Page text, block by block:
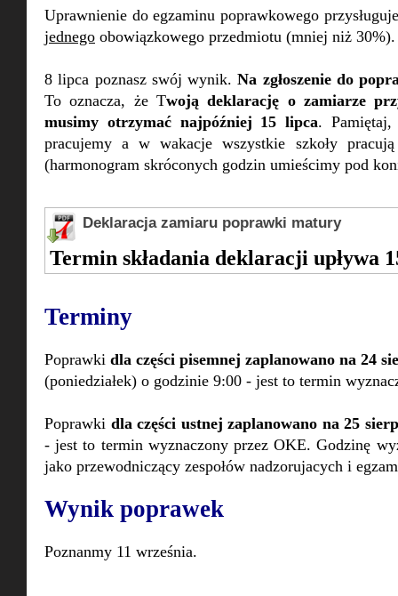
Uprawnienie do egzaminu poprawkowego
jednego obowiązkowego przedmiotu (mniej niż
8 lipca poznasz swój wynik.Na zgłoszenie do
To oznacza, że Twoją deklarację o zamiarze
musimy otrzymać najpóźniej 15 lipca.
pracujemy a w wakacje wszystkie szkoły
(harmonogram skróconych godzin umieścimy pod
Deklaracja zamiaru poprawki matury
Termin składania deklaracji upływa
Terminy
Poprawki dla części pisemnej zaplanowano na 24
(poniedziałek) o godzinie 9:00 - jest to termin
Poprawki dla części ustnej zaplanowano na 25
- jest to termin wyznaczony przez OKE. Godzinę
jako przewodniczący zespołów nadzorujacych i
Wynik poprawek
Poznanmy 11 września.